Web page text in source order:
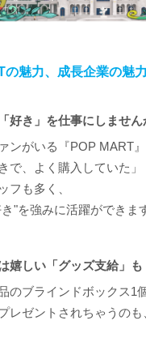
の魅力、成長企業の魅
好き」を仕事にしません
ンがいる『POP MART』
で、よく購入していた」
フも多く、
"を強みに活躍ができま
嬉しい「グッズ支給」も
のブラインドボックス1
レゼントされちゃうの